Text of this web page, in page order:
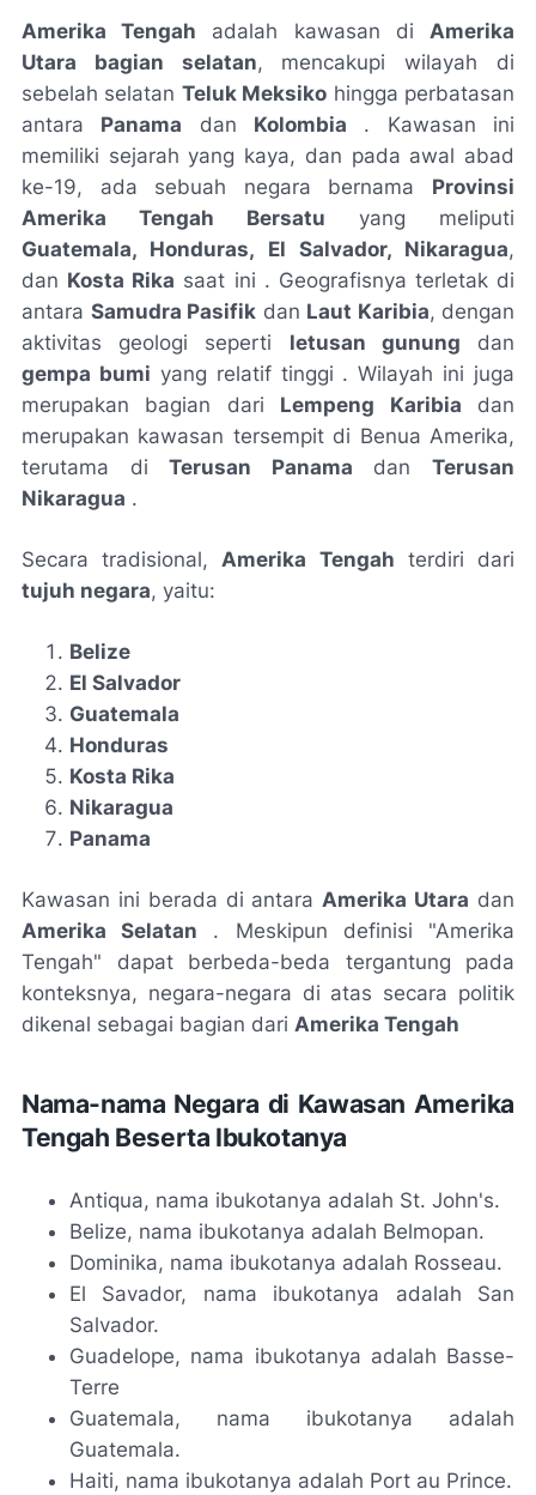
Amerika Tengah adalah kawasan diAmerika
Utara bagian selatan, mencakupi wilayah di
sebelah selatan Teluk Meksiko hingga perbatasan
antara Panama dan Kolombia . Kawasan ini
memiliki sejarah yang kaya, dan pada awal abad
ke-19, ada sebuah negara bernama Provinsi
Amerika Tengah Bersatu yang meliputi
Guatemala, Honduras, El Salvador, Nikaragua,
dan Kosta Rika saat ini . Geografisnya terletak di
antara Samudra Pasifik dan Laut Karibia, dengan
aktivitas geologi seperti letusan gunung dan
gempa bumi yang relatif tinggi . Wilayah ini juga
merupakan bagian dari Lempeng Karibia dan
merupakan kawasan tersempit di Benua Amerika,
terutama diTerusan Panama danTerusan
Nikaragua .
Secara tradisional,Amerika Tengah terdiri dari
tujuh negara, yaitu:
Belize
El Salvador
Guatemala
Honduras
Kosta Rika
Nikaragua
Panama
Kawasan ini berada di antaraAmerika Utara dan
Amerika Selatan . Meskipun definisi "Amerika
Tengah" dapat berbeda-beda tergantung pada
konteksnya, negara-negara di atas secara politik
dikenal sebagai bagian dari Amerika Tengah
Nama-nama Negara di Kawasan Amerika
Tengah Beserta Ibukotanya
Antiqua, nama ibukotanya adalah St. John's.
Belize, nama ibukotanya adalah Belmopan.
Dominika, nama ibukotanya adalah Rosseau.
El Savador, nama ibukotanya adalah San
Salvador.
Guadelope, nama ibukotanya adalah Basse-
Terre
Guatemala, nama ibukotanya adalah
Guatemala.
Haiti, nama ibukotanya adalah Port au Prince.